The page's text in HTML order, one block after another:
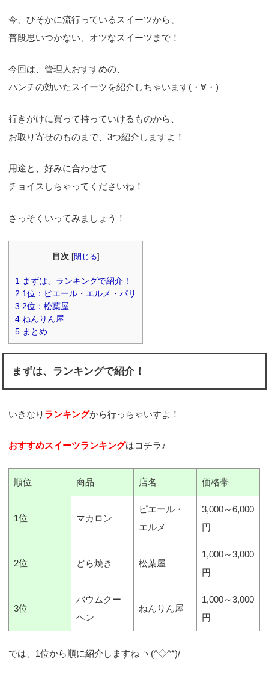
今、ひそかに流行っているスイーツから、
普段思いつかない、オツなスイーツまで！
今回は、管理人おすすめの、
パンチの効いたスイーツを紹介しちゃいます(・∀・)
行きがけに買って持っていけるものから、
お取り寄せのものまで、3つ紹介しますよ！
用途と、好みに合わせて
チョイスしちゃってくださいね！
さっそくいってみましょう！
目次 [閉じる]
1
まずは、ランキングで紹介！
2 1位：ピエール・エルメ・パリ
3 2位：松葉屋
4 ねんりん屋
5 まとめ
まずは、ランキングで紹介！
いきなり ランキングから行っちゃいすよ！
おすすめスイーツランキングはコチラ♪
順位 商品 店名 価格帯
1位 マカロン
ピエール・
エルメ
3,000～6,000
円
2位 どら焼き 松葉屋
1,000～3,000
円
3位
バウムクー
ヘン
ねんりん屋
1,000～3,000
円
では、1位から順に紹介しますね ヽ(^◇^*)/